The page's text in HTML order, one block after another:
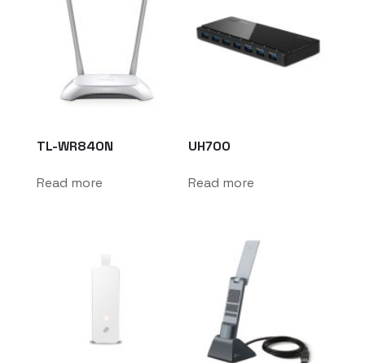
TL-WR840N
Read more
UH700
Read more